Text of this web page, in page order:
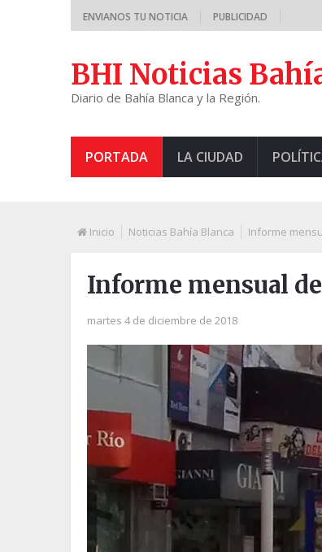
ENVIANOS TU NOTICIA PUBLICIDAD
BHI Noticias
Diario de Bahía Blanca y la Región.
PORTADA LA CIUDAD
Inicio Noticias Bahía Blanca Informe
Informe mensual
martes 4 de diciembre de 2018